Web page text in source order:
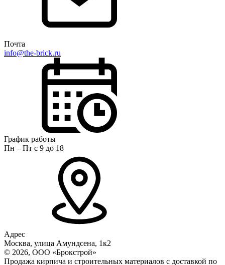
Почта
info@the-brick.ru
График работы
Пн – Пт с 9 до 18
Адрес
Москва, улица Амундсена, 1к2
© 2026, ООО «Брокстрой»
Продажа кирпича и строительных материалов с доставкой по